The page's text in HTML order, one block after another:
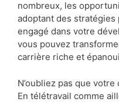
nombreux, les
adoptant des
engagé dans votre
vous pouvez
carrière riche et
N’oubliez pas que
En télétravail comme